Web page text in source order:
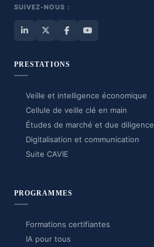
SUIVEZ-NOUS :
PRESTATIONS
Veille et intelligence économique
Cellule de veille clé en main
Études de marché et due diligence
Digitalisation et communication
Suite CAVIE
PROGRAMMES
Formations certifiantes
IA pour tous